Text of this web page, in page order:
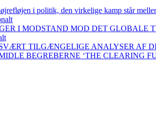
i politik, den virkelige kamp står
I MODSTAND MOD DET GLOBALE
TILGÆNGELIGE ANALYSER AF
BEGREBERNE ‘THE CLEARING